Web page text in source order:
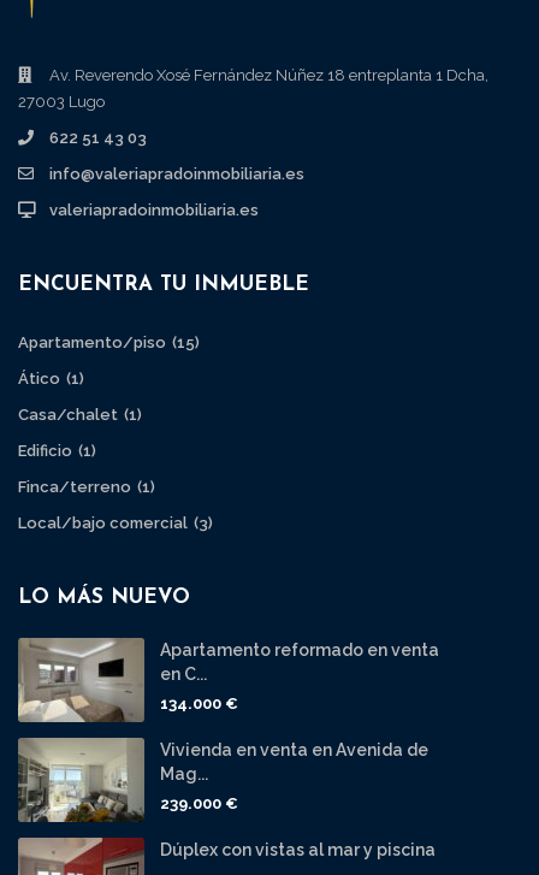
Av. Reverendo Xosé Fernández Núñez 18 entreplanta 1 Dcha,
27003 Lugo
622 51 43 03
info@valeriapradoinmobiliaria.es
valeriapradoinmobiliaria.es
ENCUENTRA TU INMUEBLE
Apartamento/piso (15)
Ático (1)
Casa/chalet (1)
Edificio (1)
Finca/terreno (1)
Local/bajo comercial (3)
LO MÁS NUEVO
Apartamento reformado en venta
en C...
134.000 €
Vivienda en venta en Avenida de
Mag...
239.000 €
Dúplex con vistas al mar y piscina